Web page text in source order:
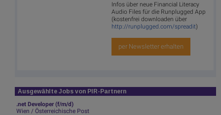
Infos über neue Financial Literacy
Audio Files für die Runplugged App
(kostenfrei downloaden über
http://runplugged.com/spreadit)
per Newsletter erhalten
Ausgewählte Jobs von PIR-Partnern
.net Developer (f/m/d)
Wien / Österreichische Post